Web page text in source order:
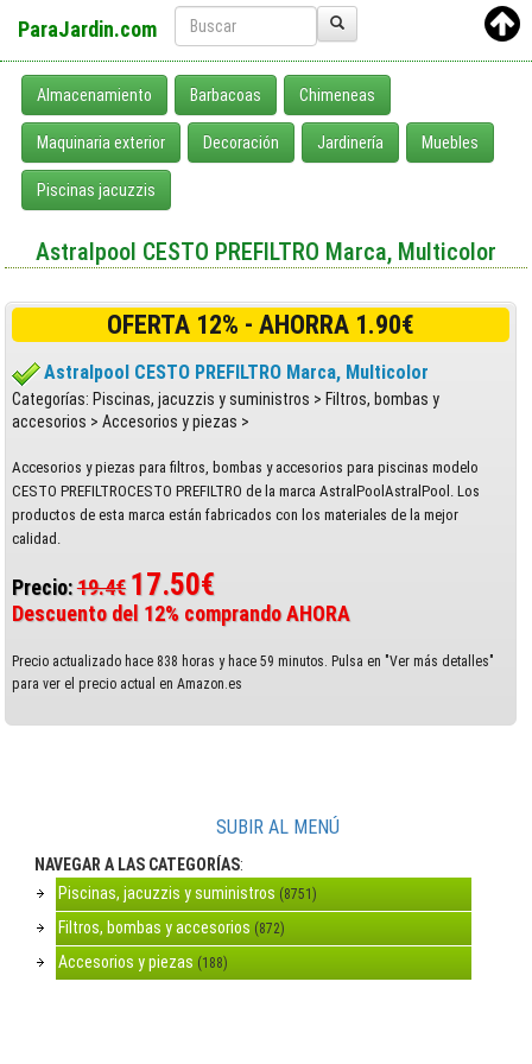
ParaJardin.com
Almacenamiento Barbacoas Chimeneas
Maquinaria exterior Decoración Jardinería Muebles
Piscinas jacuzzis
Astralpool CESTO PREFILTRO Marca, Multicolor
OFERTA 12% - AHORRA 1.90€
Astralpool CESTO PREFILTRO Marca, Multicolor
Categorías: Piscinas, jacuzzis y suministros > Filtros, bombas y
accesorios > Accesorios y piezas >
Accesorios y piezas para filtros, bombas y accesorios para piscinas modelo
CESTO PREFILTROCESTO PREFILTRO de la marca AstralPoolAstralPool. Los
productos de esta marca están fabricados con los materiales de la mejor
calidad.
Precio:19.4€ 17.50€
Descuento del 12% comprando AHORA
Precio actualizado hace 838 horas y hace 59 minutos. Pulsa en "Ver más detalles"
para ver el precio actual en Amazon.es
SUBIR AL MENÚ
NAVEGAR A LAS CATEGORÍAS:
Piscinas, jacuzzis y suministros (8751)
Filtros, bombas y accesorios (872)
Accesorios y piezas (188)